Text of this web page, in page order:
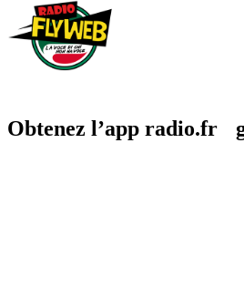
Obtenez l’app radio.fr